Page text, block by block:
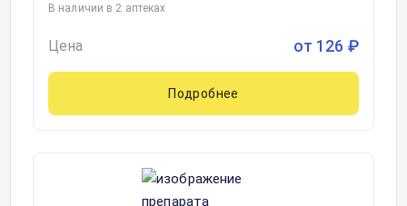
В наличии в 2 аптеках
Цена от 126 ₽
Подробнее